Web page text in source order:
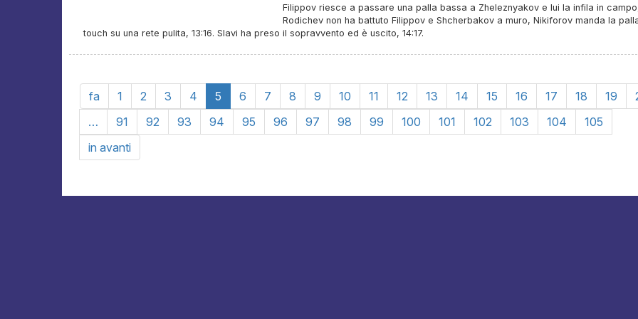
Filippov riesce a passare una palla bassa a Zheleznyakov e lui la infila in
Rodichev non ha battuto Filippov e Shcherbakov a muro, Nikiforov manda la
touch su una rete pulita, 13:16. Slavi ha preso il sopravvento ed è uscito, 14:17.
fa 1 2 3 4 5 6 7 8 9 10 11 12 13 14 15 16 17 18 19
…
91 92 93 94 95 96 97 98 99 100 101 102 103 104
105
in avanti